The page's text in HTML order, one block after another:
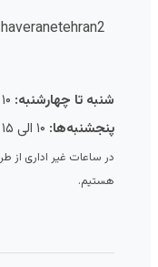
شنبه تا چهارشنبه:
پنجشنبه‌ها:
در ساعات غیر اداری از
هستیم.